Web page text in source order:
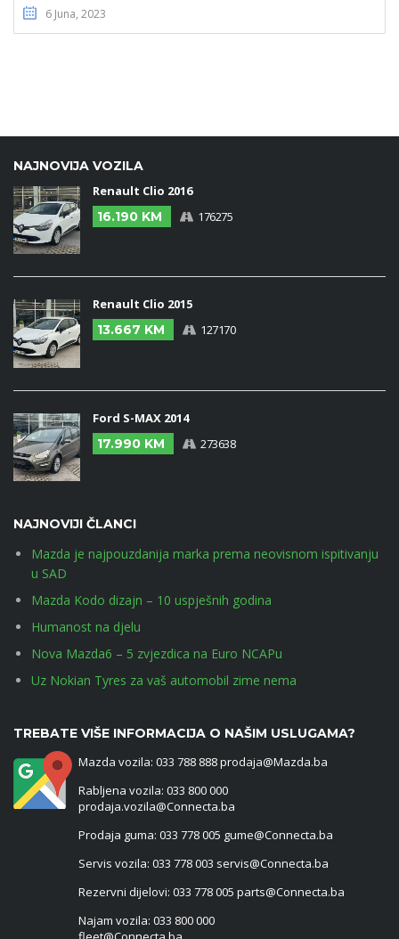
6 Juna, 2023
NAJNOVIJA VOZILA
Renault Clio 2016
16.190 KM
176275
Renault Clio 2015
13.667 KM
127170
Ford S-MAX 2014
17.990 KM
273638
NAJNOVIJI ČLANCI
Mazda je najpouzdanija marka prema neovisnom ispitivanju
u SAD
Mazda Kodo dizajn – 10 uspješnih godina
Humanost na djelu
Nova Mazda6 – 5 zvjezdica na Euro NCAPu
Uz Nokian Tyres za vaš automobil zime nema
TREBATE VIŠE INFORMACIJA O NAŠIM USLUGAMA?
Mazda vozila: 033 788 888 prodaja@Mazda.ba
Rabljena vozila: 033 800 000
prodaja.vozila@Connecta.ba
Prodaja guma: 033 778 005 gume@Connecta.ba
Servis vozila: 033 778 003 servis@Connecta.ba
Rezervni dijelovi: 033 778 005 parts@Connecta.ba
Najam vozila: 033 800 000